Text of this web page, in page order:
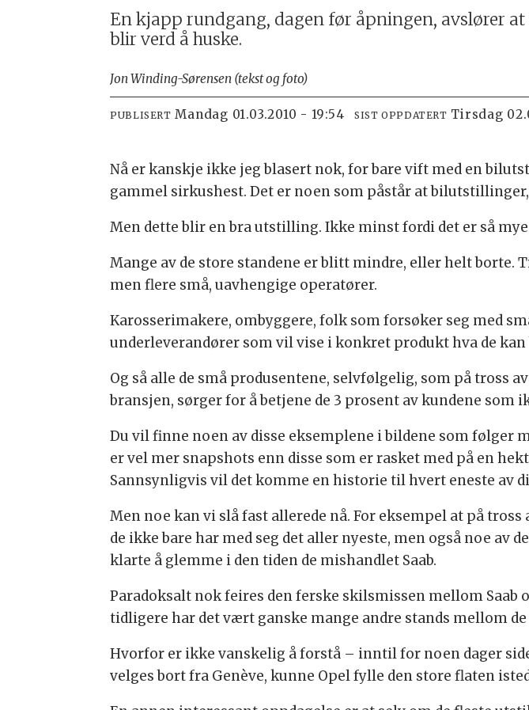
En kjapp rundgang, dagen før åpningen, avslører
blir verd å huske.
Jon Winding-Sørensen (tekst og foto)
PUBLISERT mandag 01.03.2010 - 19:54 SIST OPPDATERT tirsdag
Nå er kanskje ikke jeg blasert nok, for bare vift med en
gammel sirkushest. Det er noen som påstår at
Men dette blir en bra utstilling. Ikke minst fordi det er så mye
Mange av de store standene er blitt mindre, eller helt
men flere små, uavhengige operatører.
Karosserimakere, ombyggere, folk som forsøker seg med
underleverandører som vil vise i konkret produkt hva de kan
Og så alle de små produsentene, selvfølgelig, som på tross
bransjen, sørger for å betjene de 3 prosent av kundene som
Du vil finne noen av disse eksemplene i bildene som følger
er vel mer snapshots enn disse som er rasket med på en
Sannsynligvis vil det komme en historie til hvert eneste av
Men noe kan vi slå fast allerede nå. For eksempel at på
de ikke bare har med seg det aller nyeste, men også noe av
klarte å glemme i den tiden de mishandlet Saab.
Paradoksalt nok feires den ferske skilsmissen mellom
tidligere har det vært ganske mange andre stands mellom de
Hvorfor er ikke vanskelig å forstå – inntil for noen dager
velges bort fra Genève, kunne Opel fylle den store flaten